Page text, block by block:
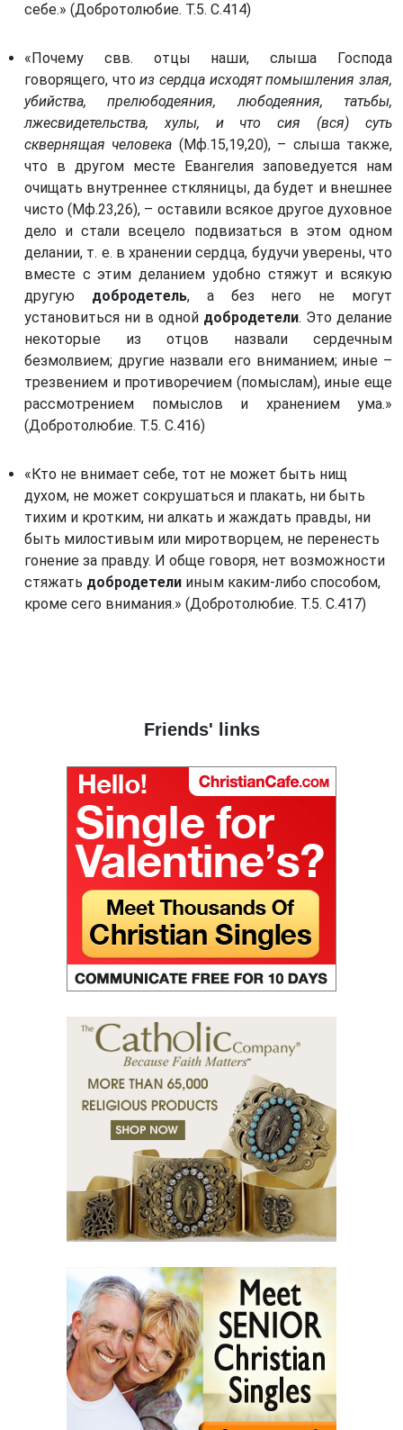
себе.» (Добротолюбие. Т.5. С.414)
«Почему свв. отцы наши, слыша Господа
говорящего, чтоиз сердца исходят помышления злая,
убийства, прелюбодеяния, любодеяния, татьбы,
лжесвидетельства, хулы, и что сия (вся) суть
сквернящая человека (Мф.15,19,20), – слыша также,
что в другом месте Евангелия заповедуется нам
очищать внутреннее сткляницы, да будет и внешнее
чисто (Мф.23,26), – оставили всякое другое духовное
дело и стали всецело подвизаться в этом одном
делании, т. е. в хранении сердца, будучи уверены, что
вместе с этим деланием удобно стяжут и всякую
другую добродетель, а без него не могут
установиться ни в одной добродетели. Это делание
некоторые из отцов назвали сердечным
безмолвием; другие назвали его вниманием; иные –
трезвением и противоречием (помыслам), иные еще
рассмотрением помыслов и хранением ума.»
(Добротолюбие. Т.5. С.416)
«Кто не внимает себе, тот не может быть нищ
духом, не может сокрушаться и плакать, ни быть
тихим и кротким, ни алкать и жаждать правды, ни
быть милостивым или миротворцем, не перенесть
гонение за правду. И обще говоря, нет возможности
стяжать добродетели иным каким-либо способом,
кроме сего внимания.» (Добротолюбие. Т.5. С.417)
Friends' links